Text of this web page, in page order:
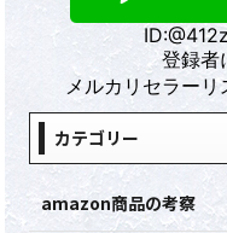
登録者
メルカリセラーリ
カテゴリー
amazon商品の考察